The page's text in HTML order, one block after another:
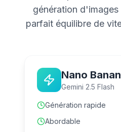
génération
parfait équilibre de
Nano
Gemini 2.5 Flash
Génération rapide
Abordable